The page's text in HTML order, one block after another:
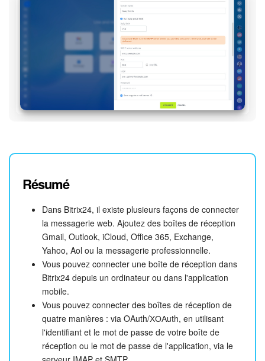
Résumé
Dans Bitrix24, il existe plusieurs façons de connecter
la messagerie web. Ajoutez des boîtes de réception
Gmail, Outlook, iCloud, Office 365, Exchange,
Yahoo, Aol ou la messagerie professionnelle.
Vous pouvez connecter une boîte de réception dans
Bitrix24 depuis un ordinateur ou dans l'application
mobile.
Vous pouvez connecter des boîtes de réception de
quatre manières : via OAuth/ХОАuth, en utilisant
l'identifiant et le mot de passe de votre boîte de
réception ou le mot de passe de l'application, via le